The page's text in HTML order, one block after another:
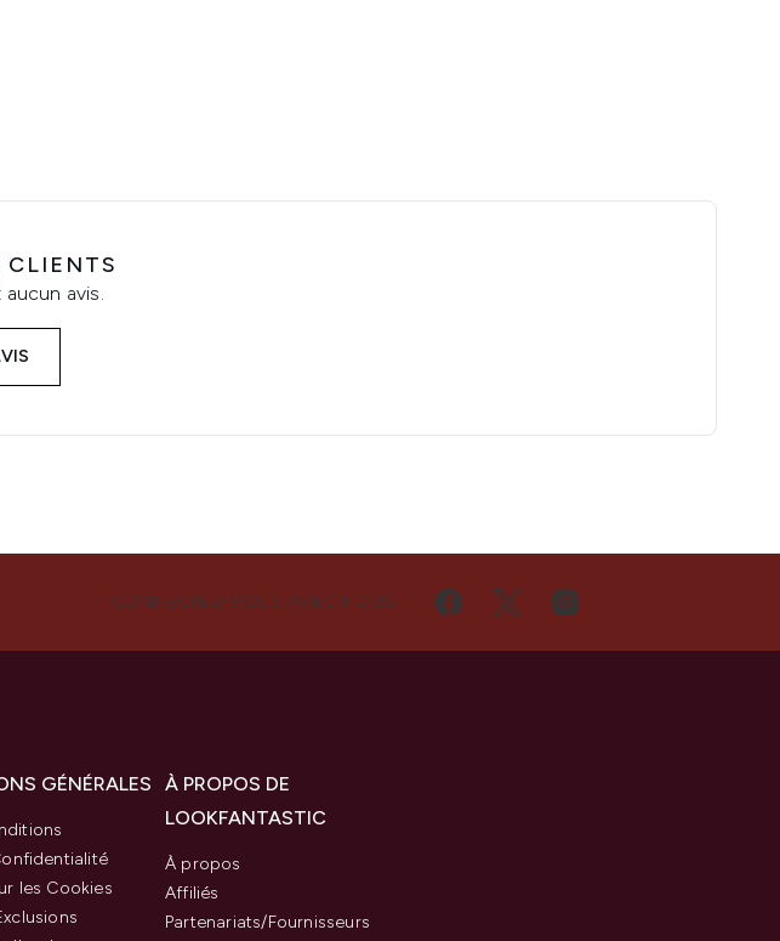
CLIENTS
avis.
CONNECTEZ-VOUS AVEC NOUS
GÉNÉRALES
les Cookies
À PROPOS DE
LOOKFANTASTIC
À propos
Affiliés
Partenariats/Fournisseurs